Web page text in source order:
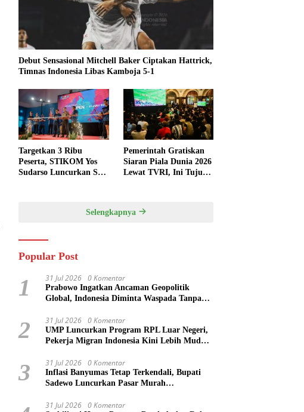
Debut Sensasional Mitchell Baker Ciptakan Hattrick,
Timnas Indonesia Libas Kamboja 5-1
Targetkan 3 Ribu
Peserta, STIKOM Yos
Sudarso Luncurkan SYS
Pemerintah Gratiskan
Siaran Piala Dunia 2026
Lewat TVRI, Ini Tujuan
Selengkapnya
Popular Post
1 31 Jul 2026 0 Komentar
Prabowo Ingatkan Ancaman Geopolitik
Global, Indonesia Diminta Waspada Tanpa
2 31 Jul 2026 0 Komentar
UMP Luncurkan Program RPL Luar Negeri,
Pekerja Migran Indonesia Kini Lebih Mudah
3 31 Jul 2026 0 Komentar
Inflasi Banyumas Tetap Terkendali, Bupati
Sadewo Luncurkan Pasar Murah
31 Jul 2026 0 Komentar